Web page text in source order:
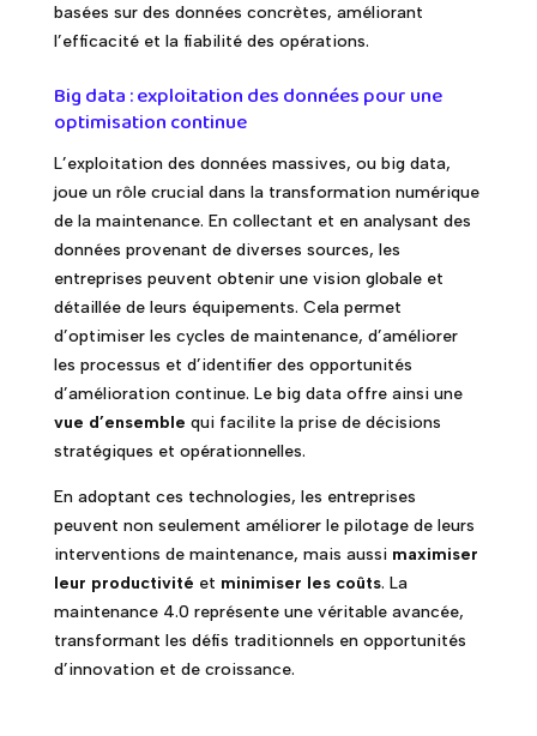
basées sur des données concrètes, améliorant
l’efficacité et la fiabilité des opérations.
Big data : exploitation des données pour une
optimisation continue
L’exploitation des données massives, ou big data,
joue un rôle crucial dans la transformation numérique
de la maintenance. En collectant et en analysant des
données provenant de diverses sources, les
entreprises peuvent obtenir une vision globale et
détaillée de leurs équipements. Cela permet
d’optimiser les cycles de maintenance, d’améliorer
les processus et d’identifier des opportunités
d’amélioration continue. Le big data offre ainsi une
vue d’ensemble qui facilite la prise de décisions
stratégiques et opérationnelles.
En adoptant ces technologies, les entreprises
peuvent non seulement améliorer le pilotage de leurs
interventions de maintenance, mais aussi maximiser
leur productivité et minimiser les coûts. La
maintenance 4.0 représente une véritable avancée,
transformant les défis traditionnels en opportunités
d’innovation et de croissance.